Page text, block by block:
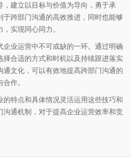
，建立以目标与价值为导向，勇于承
跨部门沟通的高效推进，同时也能够
实现同心同力。
企业运营中不可或缺的一环。通过明确
合适的方式和时机以及持续跟进落实
文化，可以有效地提高跨部门沟通的
作。
的特点和具体情况灵活运用这些技巧和
沟通机制，对于提高企业运营效率和竞